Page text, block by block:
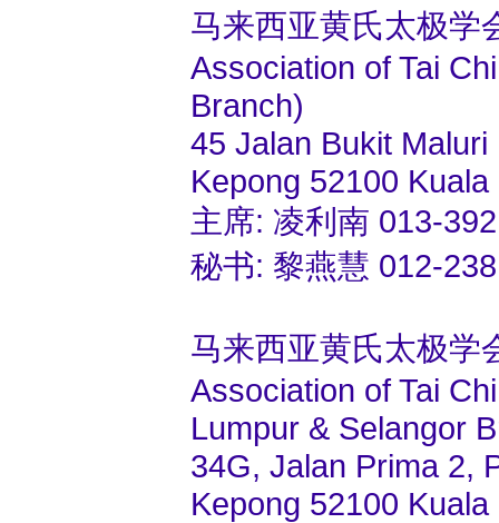
马来西亚黄氏太极学
Association of Tai
Branch)
45 Jalan Bukit Maluri
Kepong 52100
主席: 凌利南 013-
秘书: 黎燕慧 012-
马来西亚黄氏太极学
Association of Tai
Lumpur & Selangor
34G, Jalan Prima 2,
Kepong 52100